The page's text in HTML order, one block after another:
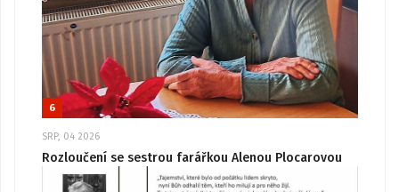
6
SRP, 04 2026
Rozloučení se sestrou farářkou Alenou Plocarovou